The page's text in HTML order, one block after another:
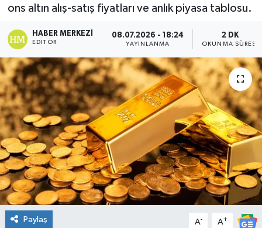
ons altın alış-satış fiyatları ve anlık piyasa tablosu.
HABER MERKEZI
EDITÖR
08.07.2026 - 18:24
YAYINLANMA
2 DK
OKUNMA SÜRESI
Paylaş A- A+
ÇEVRE
DÜNYA
Dursunbey
Edremit
EĞİTİM
EKONOMİ
Erdek
Gömeç
Haber Arşivi